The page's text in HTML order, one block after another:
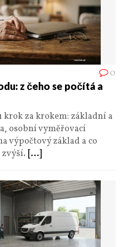
0
z čeho se počítá a
krok za krokem: základní a
osobní vyměřovací
výpočtový základ a co
zvýší. [...]